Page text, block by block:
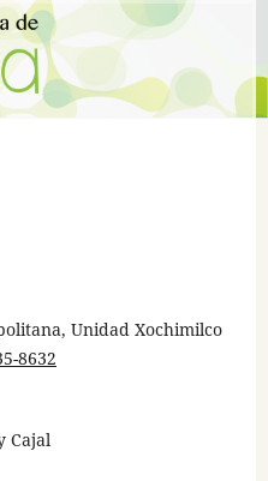
Unidad Xochimilco
8632
Cajal